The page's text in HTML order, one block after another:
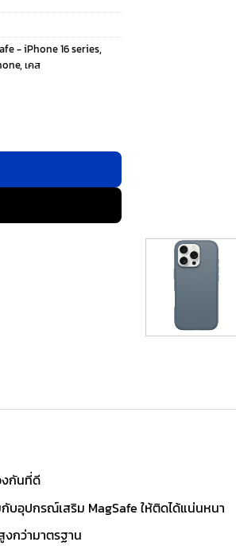
- iPhone 16 series,
, เคส
งกันที่ดี
บอุปกรณ์เสริม MagSafe ให้ติดได้แน่นหนา
งกว่ามาตรฐาน